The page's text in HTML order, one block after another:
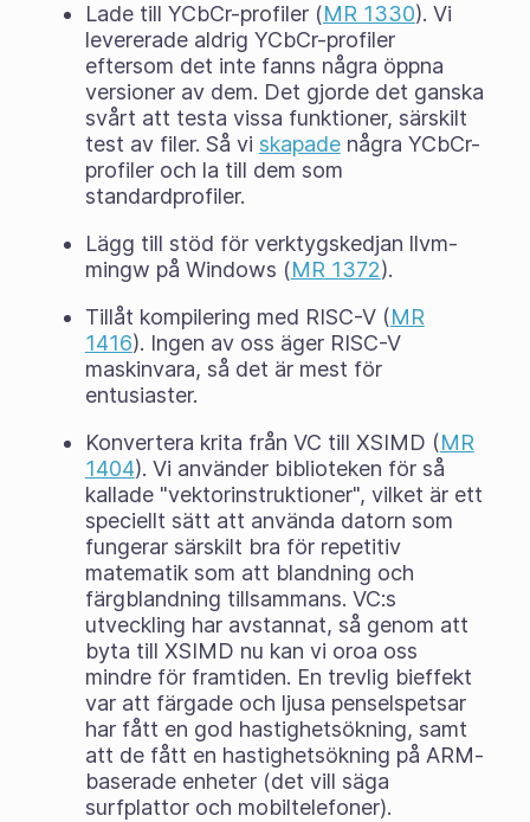
Lade till YCbCr-profiler (MR 1330). Vi
levererade aldrig YCbCr-profiler
eftersom det inte fanns några öppna
versioner av dem. Det gjorde det ganska
svårt att testa vissa funktioner, särskilt
test av filer. Så vi skapadenågra YCbCr-
profiler och la till dem som
standardprofiler.
Lägg till stöd för verktygskedjan llvm-
mingw på Windows (MR 1372).
Tillåt kompilering med RISC-V (MR
1416). Ingen av oss äger RISC-V
maskinvara, så det är mest för
entusiaster.
Konvertera krita från VC till XSIMD (MR
1404). Vi använder biblioteken för så
kallade "vektorinstruktioner", vilket är ett
speciellt sätt att använda datorn som
fungerar särskilt bra för repetitiv
matematik som att blandning och
färgblandning tillsammans. VC:s
utveckling har avstannat, så genom att
byta till XSIMD nu kan vi oroa oss
mindre för framtiden. En trevlig bieffekt
var att färgade och ljusa penselspetsar
har fått en god hastighetsökning, samt
att de fått en hastighetsökning på ARM-
baserade enheter (det vill säga
surfplattor och mobiltelefoner).